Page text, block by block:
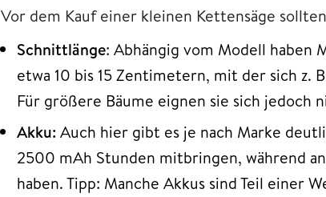
Vor dem Kauf einer kleinen Kettensäge
Schnittlänge: Abhängig vom Modell haben
etwa 10 bis 15 Zentimetern, mit der sich z.
Für größere Bäume eignen sie sich jedoch
Akku: Auch hier gibt es je nach Marke
2500 mAh Stunden mitbringen, während
haben. Tipp: Manche Akkus sind Teil einer